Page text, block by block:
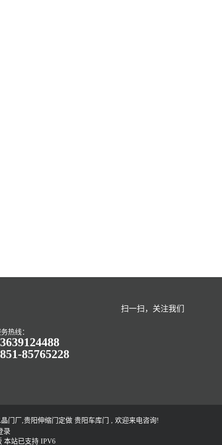
热线：
85765228
扫一扫，关注我们
门厂,贵阳伸缩门定做 贵阳车库门 , 欢迎来电咨询!
录
本站已支持 IPV6